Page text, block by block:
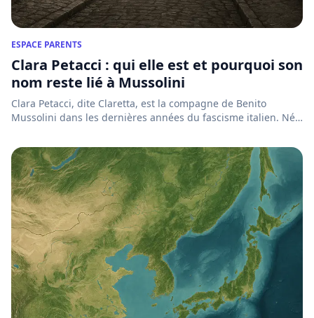
ESPACE PARENTS
Clara Petacci : qui elle est et pourquoi son
nom reste lié à Mussolini
Clara Petacci, dite Claretta, est la compagne de Benito
Mussolini dans les dernières années du fascisme italien. Née